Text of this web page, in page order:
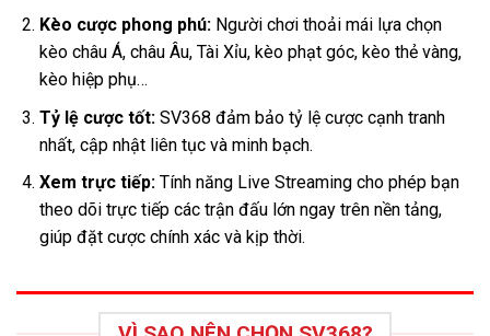
Kèo cược phong phú:Người chơi thoải mái lựa chọn
kèo châu Á, châu Âu, Tài Xỉu, kèo phạt góc, kèo thẻ vàng,
kèo hiệp phụ…
Tỷ lệ cược tốt:SV368 đảm bảo tỷ lệ cược cạnh tranh
nhất, cập nhật liên tục và minh bạch.
Xem trực tiếp:Tính năng Live Streaming cho phép bạn
theo dõi trực tiếp các trận đấu lớn ngay trên nền tảng,
giúp đặt cược chính xác và kịp thời.